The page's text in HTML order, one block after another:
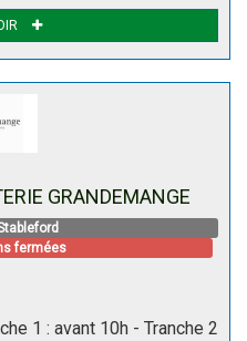
GRANDEMANGE
fermées
1 : avant 10h - Tranche 2